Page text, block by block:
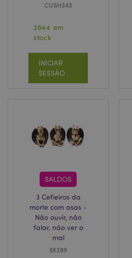
CUSH343
2844 em
stock
INICIAR
SESSÃO
SALDOS
3 Cefieiros da
morte com asas -
Não ouvir, não
falar, não ver o
mal
SK389